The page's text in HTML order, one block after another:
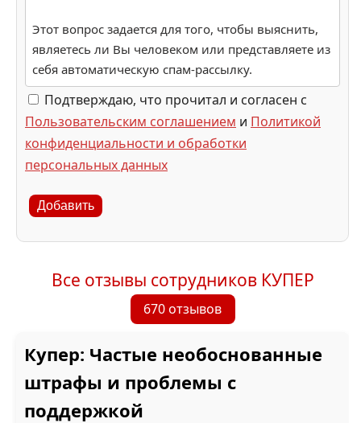
Этот вопрос задается для того, чтобы выяснить,
являетесь ли Вы человеком или представляете из
себя автоматическую спам-рассылку.
Подтверждаю, что прочитал и согласен с
Пользовательским соглашением и Политикой
конфиденциальности и обработки
персональных данных
Добавить
Все отзывы сотрудников КУПЕР
670 отзывов
Купер: Частые необоснованные
штрафы и проблемы с
поддержкой